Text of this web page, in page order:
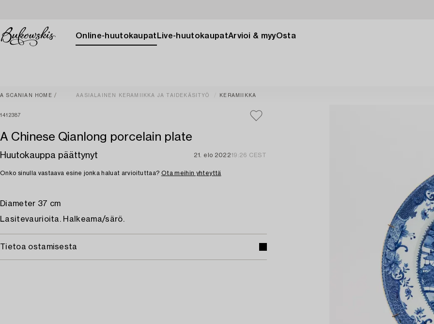
Online-huutokaupat Live-huutokaupatArvioi & myyOsta
A SCANIAN HOME AASIALAINEN KERAMIIKKA JA TAIDEKÄSITYÖ KERAMIIKKA
1412387
A Chinese Qianlong porcelain plate
Huutokauppa päättynyt 21. elo 202219:26 CEST
Onko sinulla vastaava esine jonka haluat arvioituttaa? Ota meihin yhteyttä
Diameter 37 cm
Lasitevaurioita. Halkeama/särö.
Tietoa ostamisesta